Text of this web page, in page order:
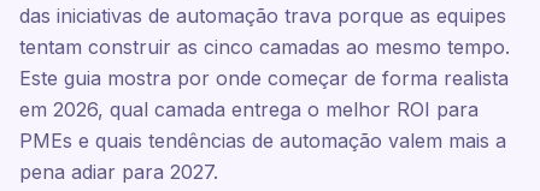
das iniciativas de automação trava porque as equipes
tentam construir as cinco camadas ao mesmo tempo.
Este guia mostra por onde começar de forma realista
em 2026, qual camada entrega o melhor ROI para
PMEs e quais tendências de automação valem mais a
pena adiar para 2027.